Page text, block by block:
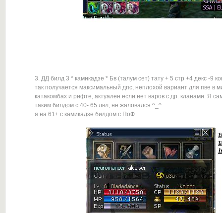
3. ДД билд 3 * камикадзе * Бв (талум сет) тату + 5 стр +4 декс -9
так получается максимальный дпс, неплохой вариант для пве в
катакомбах и рифте, актуален если нет варов с др. кланами. Я
таким билдом с 40- 65 лвл, не жаловался ^_^.
я на 61+ с камикадзе билдом с ПоФ